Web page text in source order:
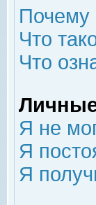
Почему
Что
Что
Я не
Я
Я